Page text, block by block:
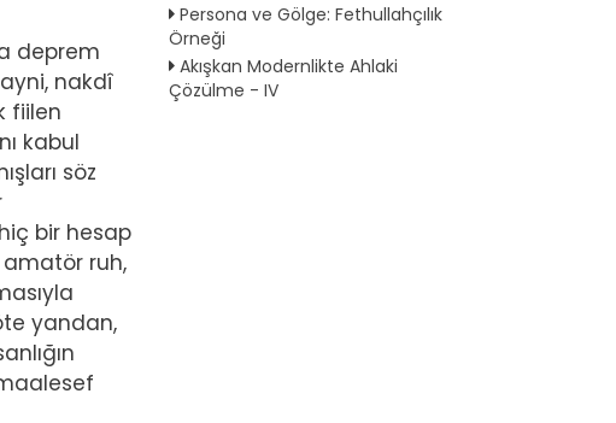
deprem
nakdî
fiilen
kabul
söz
bir hesap
amatör ruh,
yandan,
Persona ve Gölge: Fethullahçılık
Örneği
Akışkan Modernlikte Ahlaki
Çözülme - IV